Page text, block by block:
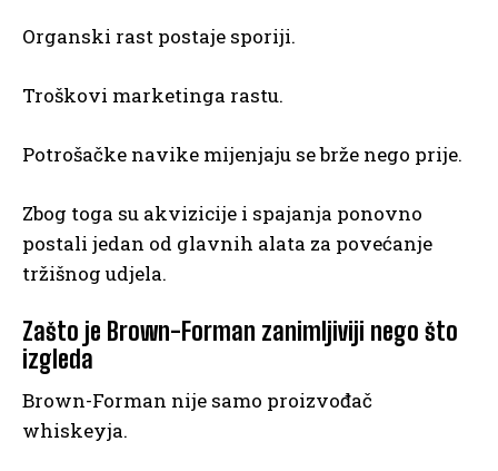
Organski rast postaje sporiji.
Troškovi marketinga rastu.
Potrošačke navike mijenjaju se brže nego prije.
Zbog toga su akvizicije i spajanja ponovno
postali jedan od glavnih alata za povećanje
tržišnog udjela.
Zašto je Brown-Forman zanimljiviji nego što
izgleda
Brown-Forman nije samo proizvođač
whiskeyja.